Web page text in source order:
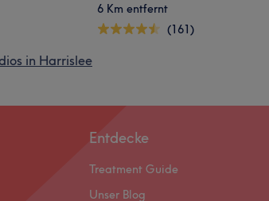
6 Km entfernt
(161)
in Harrislee
Entdecke
Treatment Guide
Unser Blog